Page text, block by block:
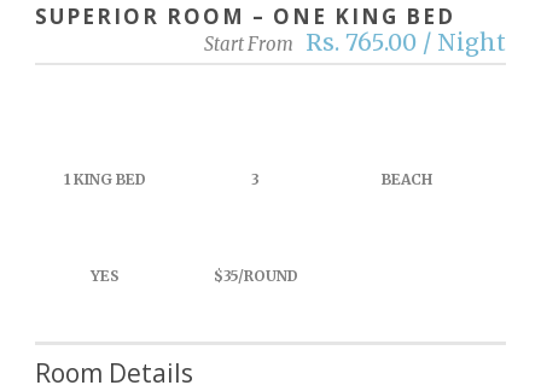
SUPERIOR ROOM – ONE KING BED
Start From Rs. 765.00 / Night
1 KING BED 3 BEACH
YES $35/ROUND
Room Details